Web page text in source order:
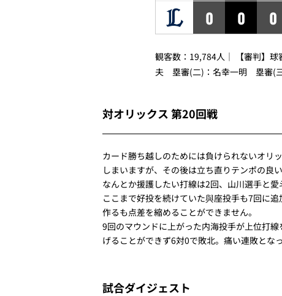
0
0 0
観客数：19,784人｜ 【審判】
夫 塁審(二)：名幸一明 塁審(
対オリックス 第20回戦
カード勝ち越しのためには負けられないオリ
しまいますが、その後は立ち直りテンポの良
なんとか援護したい打線は2回、山川選手と
ここまで好投を続けていた與座投手も7回に
作るも点差を縮めることができません。
9回のマウンドに上がった内海投手が上位打
げることができず6対0で敗北。痛い連敗とな
試合ダイジェスト